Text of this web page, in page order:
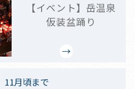
【イベント】岳温泉
仮装盆踊り
11月頃まで